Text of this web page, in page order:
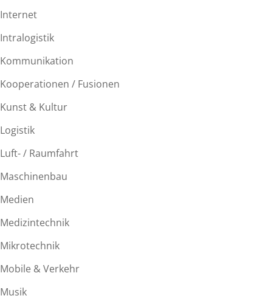
Internet
Intralogistik
Kommunikation
Kooperationen / Fusionen
Kunst & Kultur
Logistik
Luft- / Raumfahrt
Maschinenbau
Medien
Medizintechnik
Mikrotechnik
Mobile & Verkehr
Musik